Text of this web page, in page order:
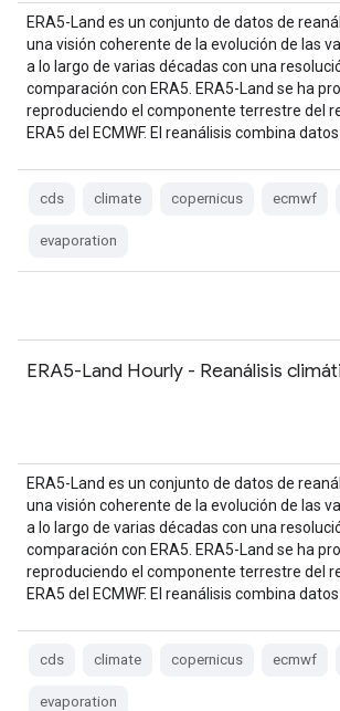
ERA5-Land es un conjunto de datos de
una visión coherente de la evolución de las
a lo largo de varias décadas con una
comparación con ERA5. ERA5-Land se ha
reproduciendo el componente terrestre del
ERA5 del ECMWF. El reanálisis combina
cds climate copernicus ecmwf
evaporation
ERA5-Land Hourly - Reanálisis
ERA5-Land es un conjunto de datos de
una visión coherente de la evolución de las
a lo largo de varias décadas con una
comparación con ERA5. ERA5-Land se ha
reproduciendo el componente terrestre del
ERA5 del ECMWF. El reanálisis combina
cds climate copernicus ecmwf
evaporation